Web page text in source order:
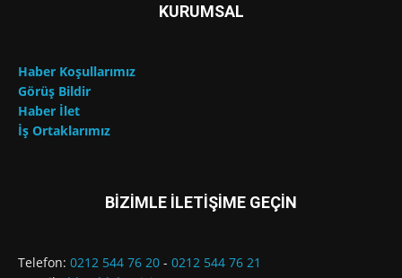
KURUMSAL
Haber Koşullarımız
Görüş Bildir
Haber İlet
İş Ortaklarımız
BİZİMLE İLETİŞİME GEÇİN
Telefon: 0212 544 76 20 - 0212 544 76 21